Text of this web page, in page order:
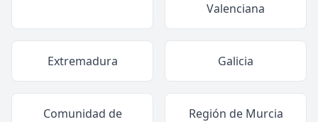
Valenciana
Extremadura Galicia
Comunidad de
Región de Murcia